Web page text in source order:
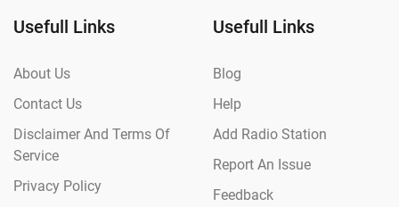
Usefull Links
About Us
Contact Us
Disclaimer And Terms Of
Service
Privacy Policy
Usefull Links
Blog
Help
Add Radio Station
Report An Issue
Feedback